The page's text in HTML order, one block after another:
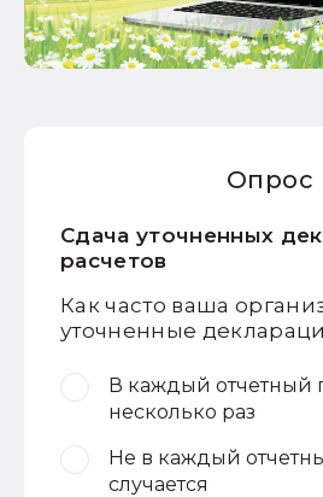
Опрос
Сдача уточненных
расчетов
Как часто ваша
уточненные
В каждый отчетный
несколько раз
Не в каждый
случается